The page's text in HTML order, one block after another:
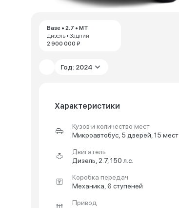
Base • 2.7 • MT
Дизель • Задний
2 900 000 ₽
Год: 2024
Характеристики
Кузов и количество мест
Микроавтобус, 5 дверей, 15 мест
Двигатель
Дизель, 2.7, 150 л.с.
Коробка передач
Механика, 6 ступеней
Привод